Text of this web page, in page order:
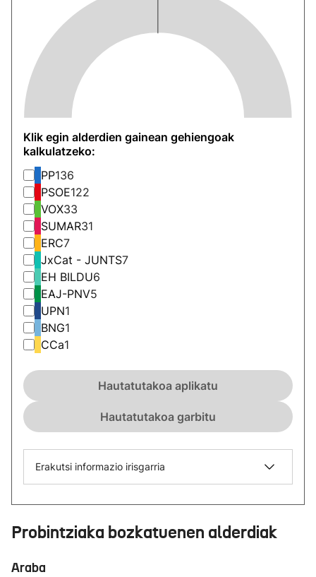
Klik egin alderdien gainean gehiengoak
kalkulatzeko:
PP136
PSOE122
VOX33
SUMAR31
ERC7
JxCat - JUNTS7
EH BILDU6
EAJ-PNV5
UPN1
BNG1
CCa1
Hautatutakoa aplikatu
Hautatutakoa garbitu
Erakutsi informazio irisgarria
Probintziaka bozkatuenen alderdiak
Araba